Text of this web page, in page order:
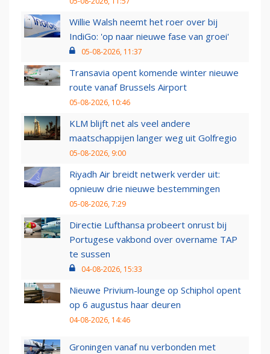
Willie Walsh neemt het roer over bij
IndiGo: 'op naar nieuwe fase van groei'
05-08-2026, 11:37
Transavia opent komende winter nieuwe
route vanaf Brussels Airport
05-08-2026, 10:46
KLM blijft net als veel andere
maatschappijen langer weg uit Golfregio
05-08-2026, 9:00
Riyadh Air breidt netwerk verder uit:
opnieuw drie nieuwe bestemmingen
05-08-2026, 7:29
Directie Lufthansa probeert onrust bij
Portugese vakbond over overname TAP
te sussen
04-08-2026, 15:33
Nieuwe Privium-lounge op Schiphol opent
op 6 augustus haar deuren
04-08-2026, 14:46
Groningen vanaf nu verbonden met